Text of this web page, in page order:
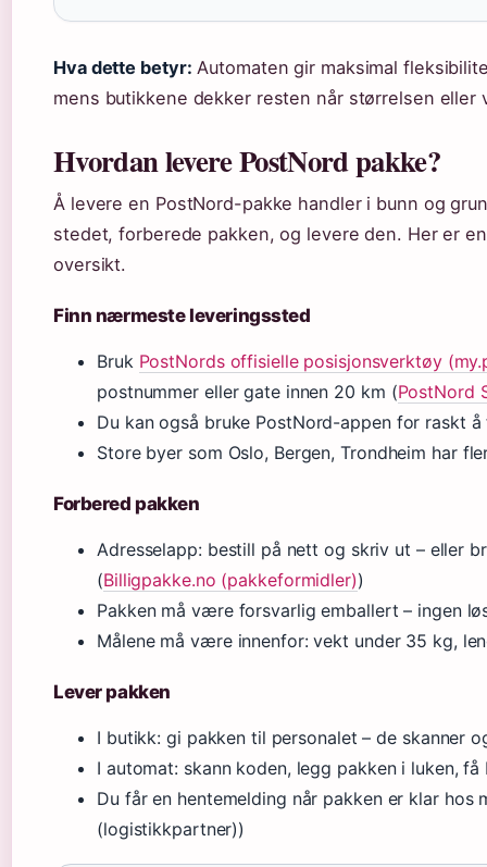
Hva dette betyr: Automaten gir maksimal
mens butikkene dekker resten når størrelsen eller
Hvordan levere PostNord pakke?
Å levere en PostNord-pakke handler i bunn og
stedet, forberede pakken, og levere den. Her er
oversikt.
Finn nærmeste leveringssted
Bruk PostNords offisielle posisjonsverktøy
postnummer eller gate innen 20 km (PostNord
Du kan også bruke PostNord-appen for raskt
Store byer som Oslo, Bergen, Trondheim har
Forbered pakken
Adresselapp: bestill på nett og skriv ut – eller
(Billigpakke.no (pakkeformidler))
Pakken må være forsvarlig emballert – ingen
Målene må være innenfor: vekt under 35 kg,
Lever pakken
I butikk: gi pakken til personalet – de skanner
I automat: skann koden, legg pakken i luken,
Du får en hentemelding når pakken er klar hos
(logistikkpartner))